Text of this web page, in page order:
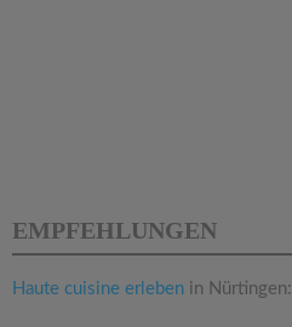
EMPFEHLUNGEN
Haute cuisine erleben in Nürtingen: